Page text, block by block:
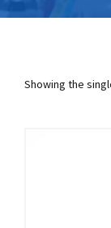
Showing the